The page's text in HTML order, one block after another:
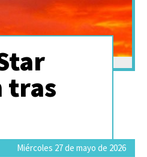
tras
Miércoles 27 de mayo de 2026